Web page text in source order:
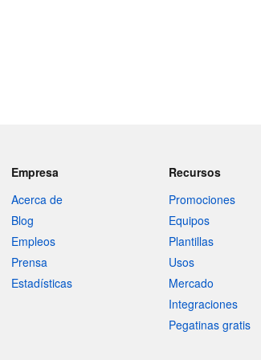
Empresa
Acerca de
Blog
Empleos
Prensa
Estadísticas
Recursos
Promociones
Equipos
Plantillas
Usos
Mercado
Integraciones
Pegatinas gratis